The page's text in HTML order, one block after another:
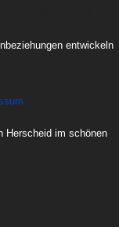
entwickeln
Herscheid im schönen
beachten Sie, dass